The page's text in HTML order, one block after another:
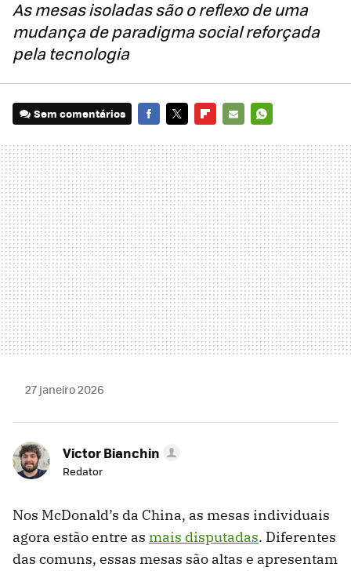
As mesas isoladas são o reflexo de uma
mudança de paradigma social reforçada
pela tecnologia
Sem comentários
MAIL
27 janeiro 2026
Victor Bianchin
Redator
Nos McDonald’s da China, as mesas individuais
agora estão entre as mais disputadas. Diferentes
das comuns, essas mesas são altas e apresentam